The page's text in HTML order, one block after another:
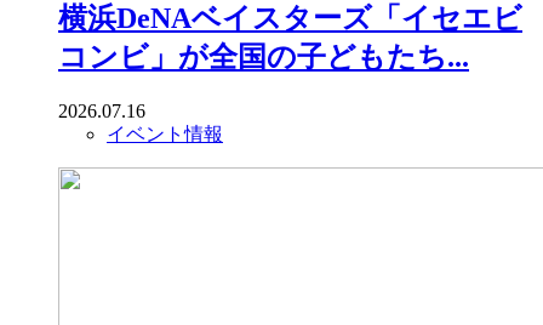
横浜DeNAベイスターズ「イセエビ
コンビ」が全国の子どもたち...
2026.07.16
イベント情報